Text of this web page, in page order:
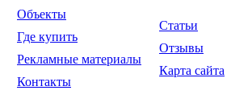
Объекты
Где купить
Рекламные материалы
Контакты
Статьи
Отзывы
Карта сайта